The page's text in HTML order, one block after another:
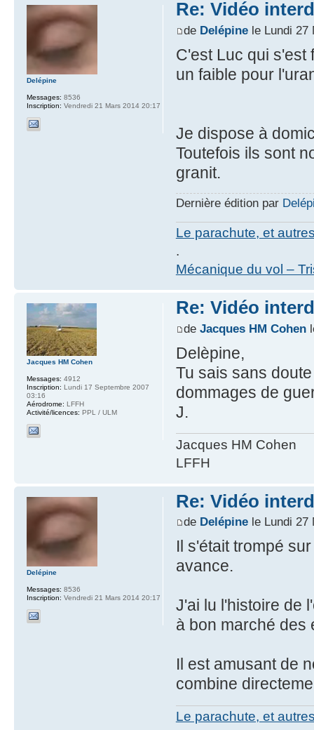
Re: Vidéo
de Delépinele Lundi 27
C'est Luc qui s'est
un faible pour
Je dispose à
Toutefois ils sont
granit.
Dernière édition par
Le parachute, et
.
Mécanique du vol –
Delépine
Messages: 8536
Inscription: Vendredi 21 Mars 2014 20:17
Re: Vidéo
de Jacques HM Cohen
Delèpine,
Tu sais sans
dommages de
J.
Jacques HM Cohen
LFFH
Jacques HM Cohen
Messages: 4912
Inscription: Lundi 17 Septembre 2007
03:16
Aérodrome: LFFH
Activité/licences: PPL / ULM
Re: Vidéo
de Delépinele Lundi 27
Il s'était trompé
avance.
J'ai lu l'histoire de
à bon marché des
Il est amusant de
combine
Le parachute, et
Delépine
Messages: 8536
Inscription: Vendredi 21 Mars 2014 20:17